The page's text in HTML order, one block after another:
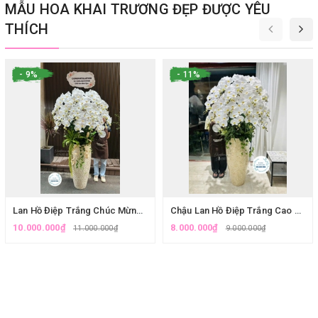
MẪU HOA KHAI TRƯƠNG ĐẸP ĐƯỢC YÊU
THÍCH
- 9%
Lan Hồ Điệp Trắng Chúc Mừng, Khai Trương, Đại Hội,...Giao Hoả Tốc Tại Hà Nội.
10.000.000₫
11.000.000₫
- 11%
Chậu Lan Hồ Điệp Trắng Cao Cấp Trang Trí Sảnh Tại Cầu Giấy.
8.000.000₫
9.000.000₫